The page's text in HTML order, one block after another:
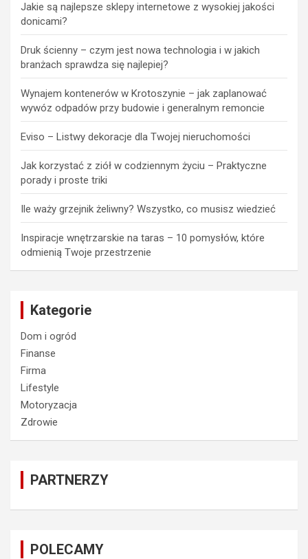
Jakie są najlepsze sklepy internetowe z wysokiej jakości
donicami?
Druk ścienny – czym jest nowa technologia i w jakich
branżach sprawdza się najlepiej?
Wynajem kontenerów w Krotoszynie – jak zaplanować
wywóz odpadów przy budowie i generalnym remoncie
Eviso – Listwy dekoracje dla Twojej nieruchomości
Jak korzystać z ziół w codziennym życiu – Praktyczne
porady i proste triki
Ile waży grzejnik żeliwny? Wszystko, co musisz wiedzieć
Inspiracje wnętrzarskie na taras – 10 pomysłów, które
odmienią Twoje przestrzenie
Kategorie
Dom i ogród
Finanse
Firma
Lifestyle
Motoryzacja
Zdrowie
PARTNERZY
POLECAMY